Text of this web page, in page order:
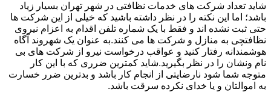
شاید تعداد شرکت های خدمات نظافتی در شهر تهران بسیار زیاد
باشد؛ اما این نکته را در نظر داشته باشید که خیلی از این شرکت ها
حتی ثبت نشده اند و فقط با یک شماره تلفن اقدام به اعزام نیروی
نظافتچی به منازل و شرکت ها می کنند.به عنوان یک شهروند آگاه
هوشمندانه رفتار کنید و عواقب درخواست نیرو از شرکت های بی
نام ونشان را در نظر بگیرید.شاید کمترین ضرری که با این کار
متوجه شما شود نارضایتی از انجام کار باشد و بدترین ضرر خسارت
به اموالتان و یا خدای نکرده سرقت باشد.